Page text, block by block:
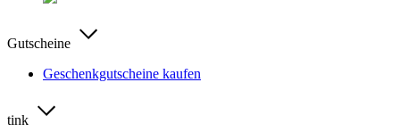
Gutscheine
Geschenkgutscheine kaufen
tink